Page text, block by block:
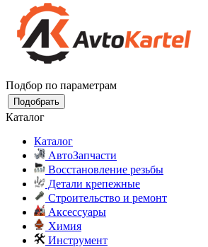
Подбор по параметрам
Подобрать
Каталог
Каталог
АвтоЗапчасти
Восстановление резьбы
Детали крепежные
Строительство и ремонт
Аксессуары
Химия
Инструмент